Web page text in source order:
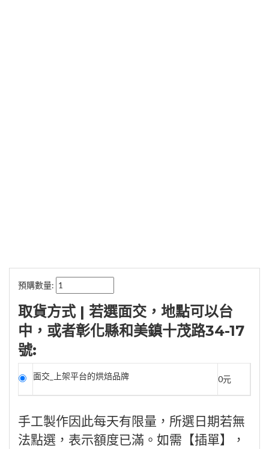
預購數量:
取貨方式 | 若選面交，地點可以台
中，或者彰化縣和美鎮十茂路34-17
號:
面交_上架平台的烘焙品牌 0元
手工製作因此每天有限量，所選日期若無
法點選，表示額度已滿。如需【插單】，